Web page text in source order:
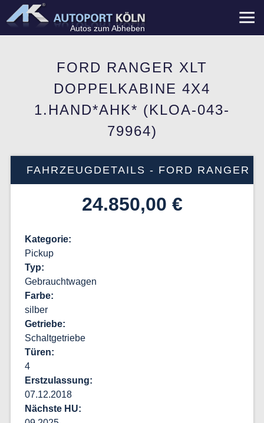
Autos zum Abheben
FORD RANGER XLT
DOPPELKABINE 4X4
1.HAND*AHK* (KLOA-043-
79964)
FAHRZEUGDETAILS - FORD RANGER
24.850,00 €
Kategorie
Pickup
Typ
Gebrauchtwagen
Farbe
silber
Getriebe
Schaltgetriebe
Türen
4
Erstzulassung
07.12.2018
Nächste HU